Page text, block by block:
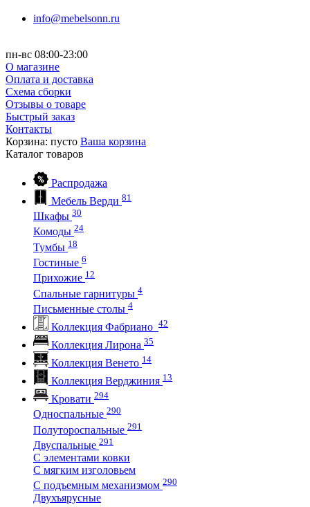
info@mebelsonn.ru
пн-вс 08:00-23:00
О магазине
Оплата и доставка
Схема сборки
Отзывы о товаре
Быстрый заказ
Контакты
Корзина: пусто Ваша корзина
Каталог товаров
Распродажа
Мебель Верди 81
Шкафы 30
Комоды 24
Тумбы 18
Гостиные 6
Прихожие 12
Спальные гарнитуры 4
Письменные столы 4
Коллекция Фабриано 42
Коллекция Лирона 35
Коллекция Венето 14
Коллекция Верджиния 13
Кровати 294
Односпальные 290
Полутороспальные 291
Двуспальные 291
С элементами ковки
С мягким изголовьем
С подъемным механизмом 290
Двухъярусные